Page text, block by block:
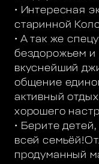
• Интересная
старинной
• А так же
бездорожьем и
вкуснейший
общение
активный
хорошего
• Берите
всей
продуманный